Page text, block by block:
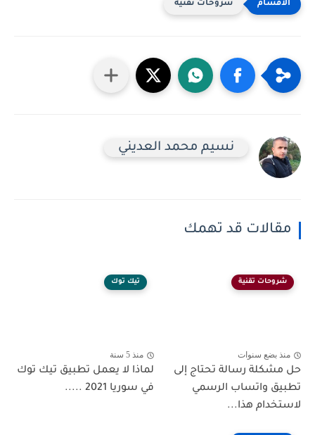
شروحات تقنية
نسيم محمد العديني
مقالات قد تهمك
شروحات تقنية
منذ بضع سنوات
حل مشكلة رسالة تحتاج إلى
تطبيق واتساب الرسمي
لاستخدام هذا...
تيك توك
منذ 5 سنة
لماذا لا يعمل تطبيق تيك توك
في سوريا 2021 .....